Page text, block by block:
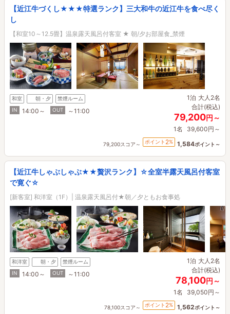
【近江牛づくし★★★特選ランク】三大和牛の近江牛を食べ尽く
し
【和室10～12.5畳】温泉露天風呂付客室 ★ 朝/夕お部屋食_禁煙
和室 朝・夕
禁煙ルーム
IN
14:00～ OUT ～11:00
1泊 大人2名
合計(税込)
79,200円～
1名 39,600円～
79,200スコア～ ポイント 2% 1,584ポイント～
【近江牛しゃぶしゃぶ★★贅沢ランク】☆全室半露天風呂付客室
で寛ぐ☆
[新客室] 和洋室（1F）| 温泉露天風呂付★朝／夕ともお食事処
和洋室 朝・夕
禁煙ルーム
IN
14:00～ OUT ～11:00
1泊 大人2名
合計(税込)
78,100円～
1名 39,050円～
78,100スコア～ ポイント 2% 1,562ポイント～